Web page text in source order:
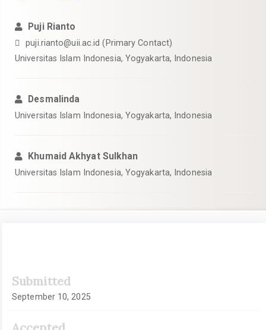
Puji Rianto
puji.rianto@uii.ac.id (Primary Contact)
Universitas Islam Indonesia, Yogyakarta, Indonesia
Desmalinda
Universitas Islam Indonesia, Yogyakarta, Indonesia
Khumaid Akhyat Sulkhan
Universitas Islam Indonesia, Yogyakarta, Indonesia
Sidebar
Submitted
September 10, 2025